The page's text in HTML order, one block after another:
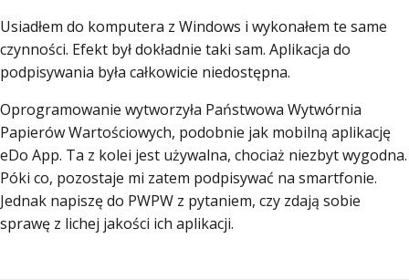
Usiadłem do komputera z Windows i wykonałem te same
czynności. Efekt był dokładnie taki sam. Aplikacja do
podpisywania była całkowicie niedostępna.
Oprogramowanie wytworzyła Państwowa Wytwórnia
Papierów Wartościowych, podobnie jak mobilną aplikację
eDo App. Ta z kolei jest używalna, chociaż niezbyt wygodna.
Póki co, pozostaje mi zatem podpisywać na smartfonie.
Jednak napiszę do PWPW z pytaniem, czy zdają sobie
sprawę z lichej jakości ich aplikacji.